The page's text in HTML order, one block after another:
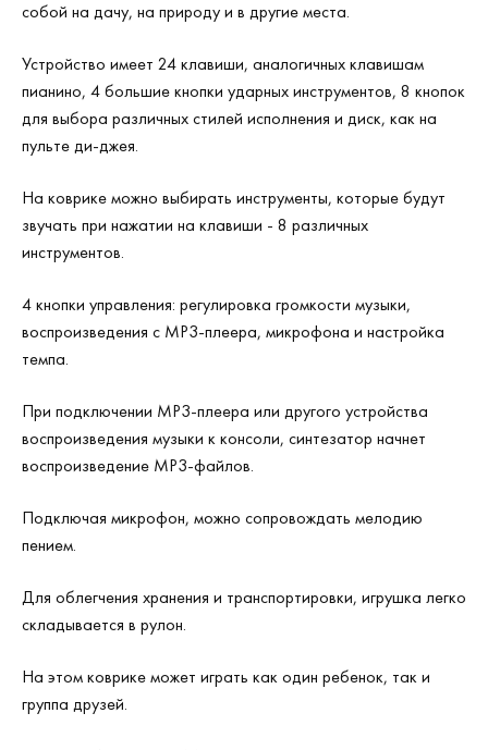
собой на дачу, на природу и в другие места.
Устройство имеет 24 клавиши, аналогичных клавишам
пианино, 4 большие кнопки ударных инструментов, 8 кнопок
для выбора различных стилей исполнения и диск, как на
пульте ди-джея.
На коврике можно выбирать инструменты, которые будут
звучать при нажатии на клавиши - 8 различных
инструментов.
4 кнопки управления: регулировка громкости музыки,
воспроизведения с МР3-плеера, микрофона и настройка
темпа.
При подключении MP3-плеера или другого устройства
воспроизведения музыки к консоли, синтезатор начнет
воспроизведение MP3-файлов.
Подключая микрофон, можно сопровождать мелодию
пением.
Для облегчения хранения и транспортировки, игрушка легко
складывается в рулон.
На этом коврике может играть как один ребенок, так и
группа друзей.